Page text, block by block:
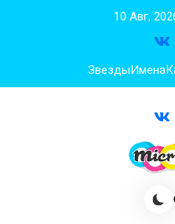
10 Авг,
ЗвездыИмена